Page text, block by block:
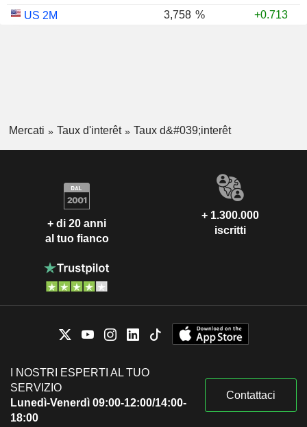
US 2M
3,758 %
+0.713
US 5Y INFLATION
1,725%
Mercati Taux d'interêt Taux d&#039;interêt
+ di 20 anni
al tuo fianco
+ 1.300.000
iscritti
I NOSTRI ESPERTI AL TUO
SERVIZIO
Lunedì-Venerdì 09:00-12:00/14:00-
18:00
Contattaci